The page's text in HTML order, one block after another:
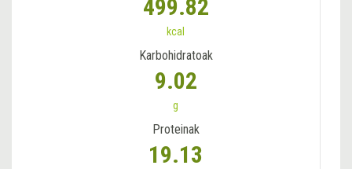
499.82
kcal
Karbohidratoak
9.02
g
Proteinak
19.13